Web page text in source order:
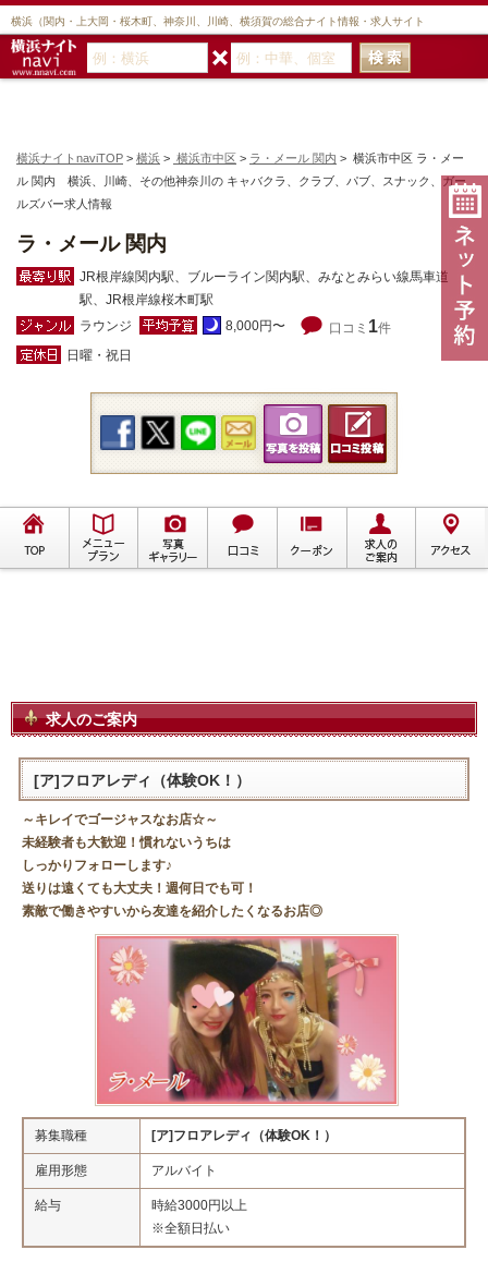
横浜（関内・上大岡・桜木町、神奈川、川崎、横須賀の総合ナイト情報・求人サイト
横浜ナイトnaviTOP > 横浜 > 横浜市中区 > ラ・メール 関内 > 横浜市中区 ラ・メー
ル 関内 横浜、川崎、その他神奈川の キャバクラ、クラブ、パブ、スナック、ガー
ルズバー求人情報
ラ・メール 関内
JR根岸線関内駅、ブルーライン関内駅、みなとみらい線馬車道
駅、JR根岸線桜木町駅
ラウンジ
8,000円〜 口コミ 1件
日曜・祝日
求人のご案内
[ア]フロアレディ（体験OK！）
～キレイでゴージャスなお店☆～
未経験者も大歓迎！慣れないうちは
しっかりフォローします♪
送りは遠くても大丈夫！週何日でも可！
素敵で働きやすいから友達を紹介したくなるお店◎
募集職種 [ア]フロアレディ（体験OK！）
雇用形態 アルバイト
給与
時給3000円以上
※全額日払い